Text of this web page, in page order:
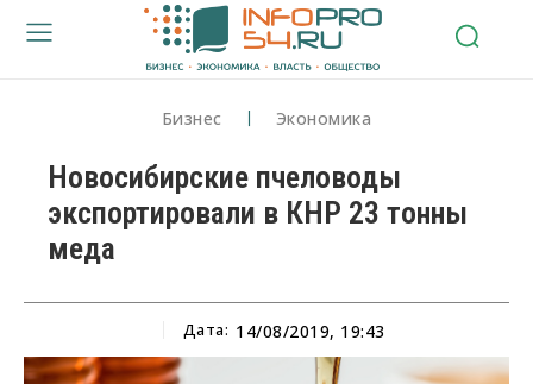
Бизнес Экономика
Новосибирские пчеловоды
экспортировали в КНР 23 тонны
меда
Дата: 14/08/2019, 19:43